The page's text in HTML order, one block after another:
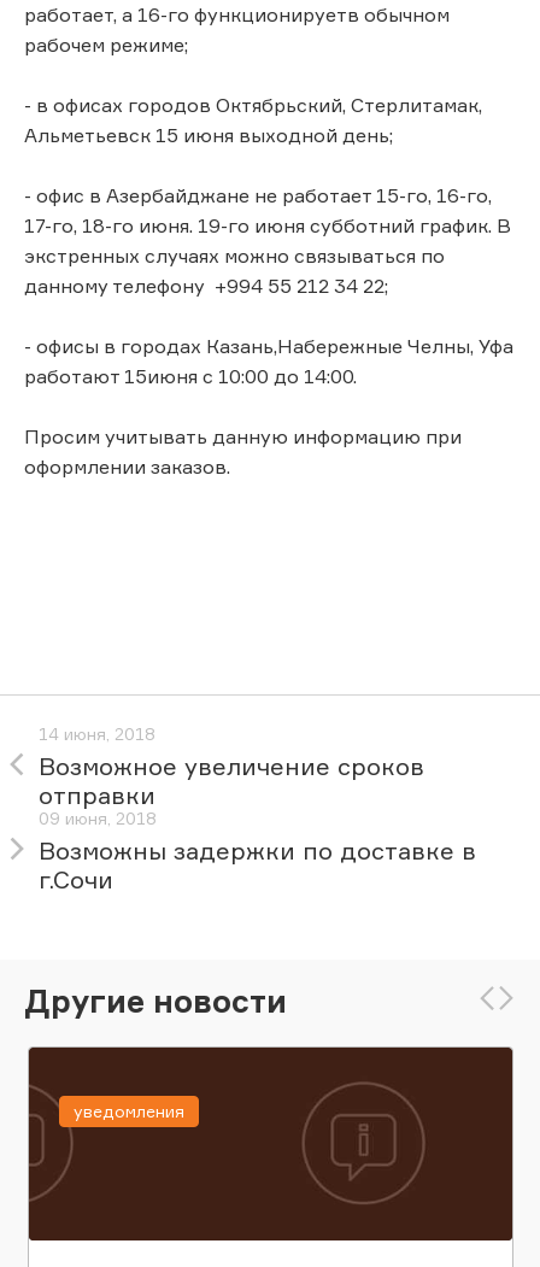
работает, а 16-го функционируетв обычном
рабочем режиме;
- в офисах городов Октябрьский, Стерлитамак,
Альметьевск 15 июня выходной день;
- офис в Азербайджане не работает 15-го, 16-го,
17-го, 18-го июня. 19-го июня субботний график. В
экстренных случаях можно связываться по
данному телефону +994 55 212 34 22;
- офисы в городах Казань,Набережные Челны, Уфа
работают 15июня с 10:00 до 14:00.
Просим учитывать данную информацию при
оформлении заказов.
14 июня, 2018
Возможное увеличение сроков
отправки
09 июня, 2018
Возможны задержки по доставке в
г.Сочи
Другие новости
уведомления